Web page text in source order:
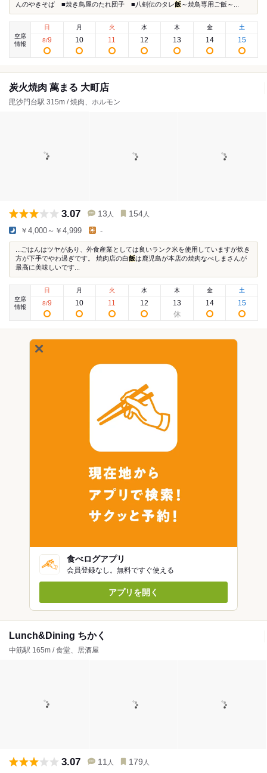
んのやきそば ■焼き鳥屋のたれ団子 ■八剣伝のタレ飯 ～焼鳥専用ご飯～...
空席
情報
日
8/9
月
10
火
11
水
12
木
13
金
14
土
15
炭火焼肉 萬まる 大町店
毘沙門台駅 315m / 焼肉、ホルモン
3.07 13 人 154 人
￥4,000～￥4,999 -
...ごはんはツヤがあり、外食産業としては良いランク米を使用していますが炊き
方が下手でやわ過ぎです。 焼肉店の白飯は鹿児島が本店の焼肉なべしまさんが
最高に美味しいです...
空席
情報
日
8/9
月
10
火
11
水
12
木
13
金
14
土
15
食べログアプリ
会員登録なし。無料ですぐ使える
アプリを開く
Lunch&Dining ちかく
中筋駅 165m / 食堂、居酒屋
3.07 11 人 179 人